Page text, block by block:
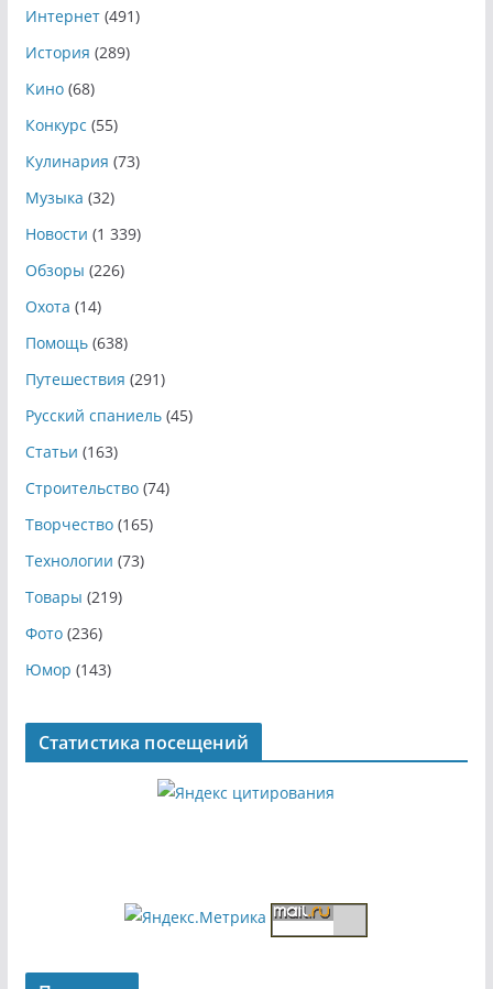
Интернет(491)
История (289)
Кино(68)
Конкурс (55)
Кулинария (73)
Музыка (32)
Новости (1 339)
Обзоры (226)
Охота (14)
Помощь(638)
Путешествия (291)
Русский спаниель(45)
Статьи (163)
Строительство(74)
Творчество(165)
Технологии (73)
Товары (219)
Фото(236)
Юмор (143)
Статистика посещений